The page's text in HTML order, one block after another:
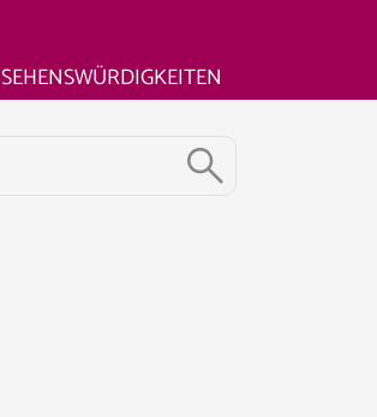
SEHENSWÜRDIGKEITEN